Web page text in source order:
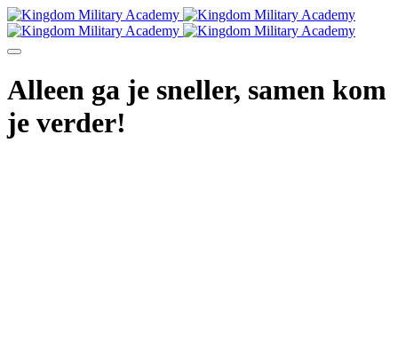
Alleen ga je sneller, samen kom
je verder!